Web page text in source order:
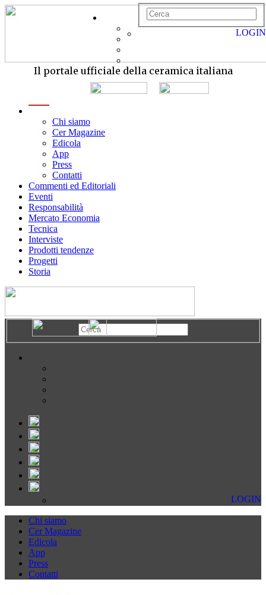
Il portale ufficiale della ceramica italiana
Chi siamo
Cer Magazine
Edicola
App
Press
Contatti
Commenti ed Editoriali
Eventi
Responsabilità
Mercato Economia
Tecnica
Interviste
Prodotti tendenze
Progetti
Storia
LOGIN
LOGIN
Chi siamo
Cer Magazine
Edicola
App
Press
Contatti